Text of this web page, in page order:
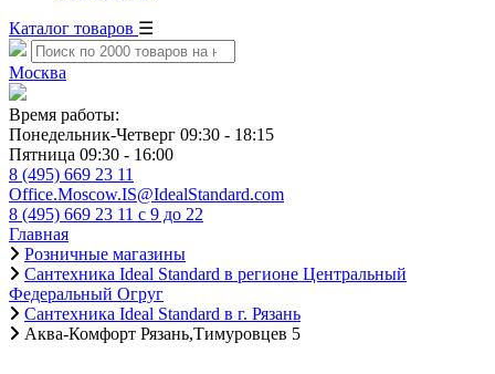
Каталог товаров ☰
Москва
Время работы:
Понедельник-Четверг 09:30 - 18:15
Пятница 09:30 - 16:00
8 (495) 669 23 11
Office.Moscow.IS@IdealStandard.com
8 (495) 669 23 11 с 9 до 22
Главная
Розничные магазины
Сантехника Ideal Standard в регионе Центральный
Федеральный Огруг
Сантехника Ideal Standard в г. Рязань
Аква-Комфорт Рязань,Тимуровцев 5